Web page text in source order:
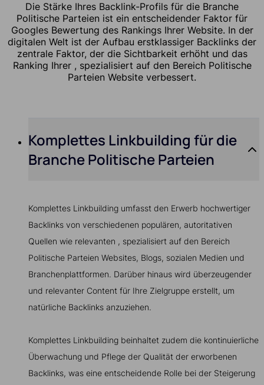
Die Stärke Ihres Backlink-Profils für die Branche
Politische Parteien ist ein entscheidender Faktor für
Googles Bewertung des Rankings Ihrer Website. In der
digitalen Welt ist der Aufbau erstklassiger Backlinks der
zentrale Faktor, der die Sichtbarkeit erhöht und das
Ranking Ihrer , spezialisiert auf den Bereich Politische
Parteien Website verbessert.
Komplettes Linkbuilding für die
Branche Politische Parteien
Komplettes Linkbuilding umfasst den Erwerb hochwertiger
Backlinks von verschiedenen populären, autoritativen
Quellen wie relevanten , spezialisiert auf den Bereich
Politische Parteien Websites, Blogs, sozialen Medien und
Branchenplattformen. Darüber hinaus wird überzeugender
und relevanter Content für Ihre Zielgruppe erstellt, um
natürliche Backlinks anzuziehen.
Komplettes Linkbuilding beinhaltet zudem die kontinuierliche
Überwachung und Pflege der Qualität der erworbenen
Backlinks, was eine entscheidende Rolle bei der Steigerung